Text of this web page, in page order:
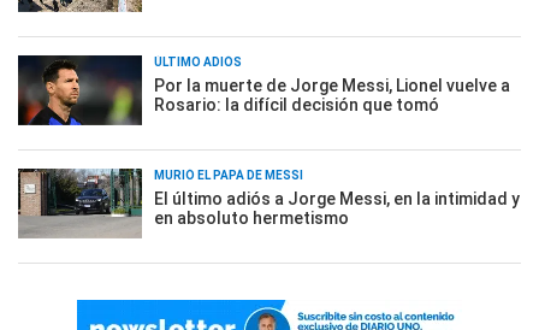
ÚLTIMO ADIÓS
Por la muerte de Jorge Messi, Lionel vuelve a
Rosario: la difícil decisión que tomó
MURIÓ EL PAPÁ DE MESSI
El último adiós a Jorge Messi, en la intimidad y
en absoluto hermetismo